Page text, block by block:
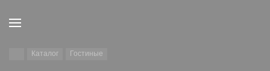
Каталог Гостиные